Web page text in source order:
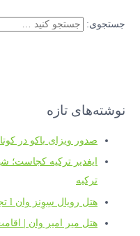
جستجوی:
نوشته‌های تازه
صدور ویزای باکو در
ایغدیر ترکیه کجاست؛
ترکیه
هتل رویال سِوِنز وان l تجربه‌ای لوکس و راحت در دل شهر وان
هتل میر امیر وان |